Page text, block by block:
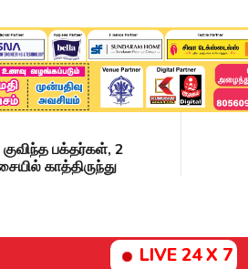
பக்தர்கள், 2
காத்திருந்து
LIVE 24 X 7